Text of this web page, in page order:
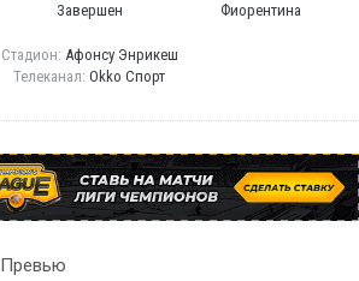
Завершен Фиорентина
Стадион: Афонсу Энрикеш
Телеканал: Okko Спорт
Превью